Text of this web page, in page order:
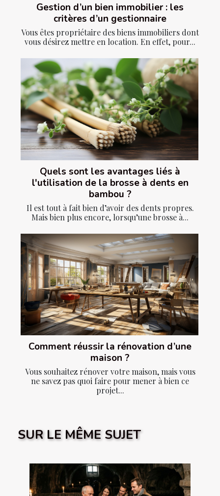
Gestion d’un bien immobilier : les
critères d’un gestionnaire
Vous êtes propriétaire des biens immobiliers dont
vous désirez mettre en location. En effet, pour...
Quels sont les avantages liés à
l'utilisation de la brosse à dents en
bambou ?
Il est tout à fait bien d’avoir des dents propres.
Mais bien plus encore, lorsqu’une brosse à...
Comment réussir la rénovation d’une
maison ?
Vous souhaitez rénover votre maison, mais vous
ne savez pas quoi faire pour mener à bien ce
projet...
SUR LE MÊME SUJET